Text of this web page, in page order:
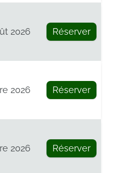
2026 Réserver
2026 Réserver
2026 Réserver